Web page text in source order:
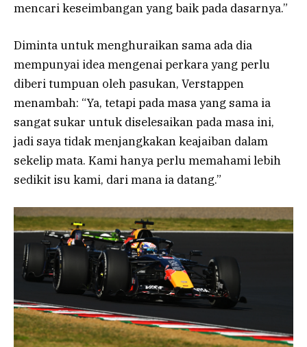
mencari keseimbangan yang baik pada dasarnya.”
Diminta untuk menghuraikan sama ada dia
mempunyai idea mengenai perkara yang perlu
diberi tumpuan oleh pasukan, Verstappen
menambah: “Ya, tetapi pada masa yang sama ia
sangat sukar untuk diselesaikan pada masa ini,
jadi saya tidak menjangkakan keajaiban dalam
sekelip mata. Kami hanya perlu memahami lebih
sedikit isu kami, dari mana ia datang.”